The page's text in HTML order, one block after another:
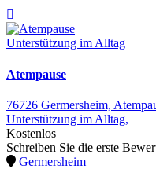
Unterstützung im Alltag
Atempause
76726 Germersheim,
Unterstützung im Alltag,
Kostenlos
Schreiben Sie die erste
Germersheim